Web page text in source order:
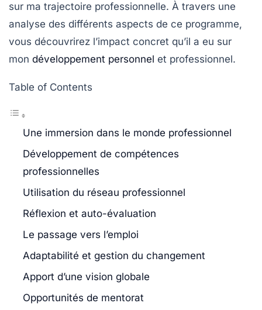
sur ma trajectoire professionnelle. À travers une
analyse des différents aspects de ce programme,
vous découvrirez l’impact concret qu’il a eu sur
mon développement personnel et professionnel.
Table of Contents
Une immersion dans le monde professionnel
Développement de compétences
professionnelles
Utilisation du réseau professionnel
Réflexion et auto-évaluation
Le passage vers l’emploi
Adaptabilité et gestion du changement
Apport d’une vision globale
Opportunités de mentorat